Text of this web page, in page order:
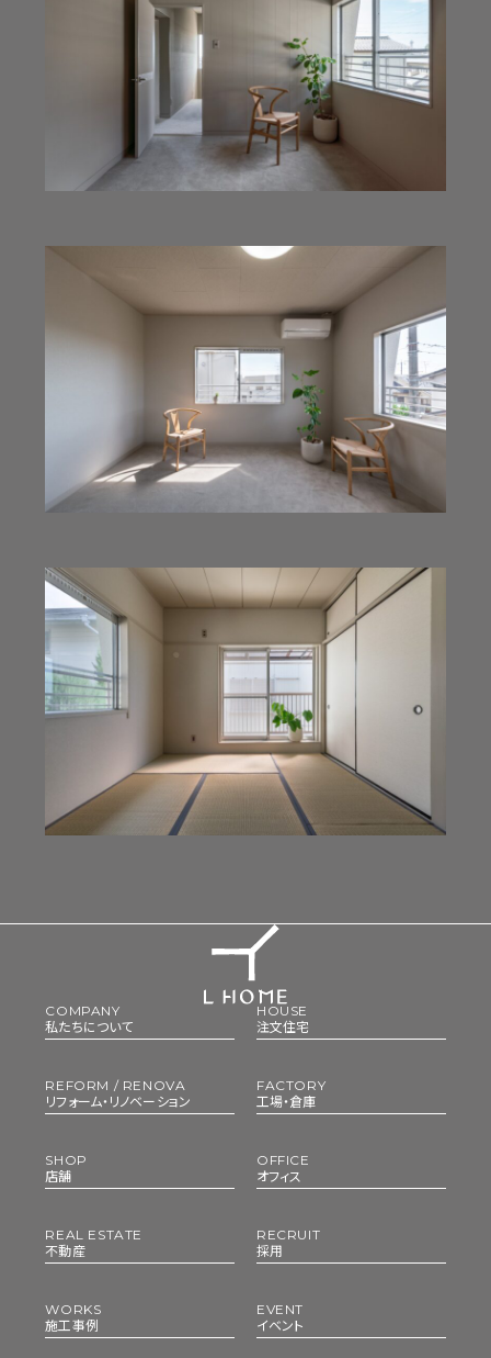
COMPANY
私たちについて
HOUSE
注文住宅
REFORM / RENOVA
リフォーム・リノベーション
FACTORY
工場・倉庫
SHOP
店舗
OFFICE
オフィス
REAL ESTATE
不動産
RECRUIT
採用
WORKS
施工事例
EVENT
イベント